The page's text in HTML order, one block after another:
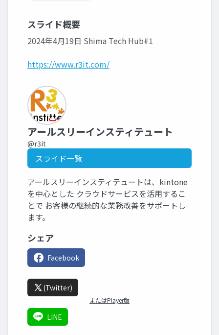
スライド概要
2024年4月19日 Shima Tech Hub#1
https://www.r3it.com/
アールスリーインスティテュート
@r3it
スライド一覧
アールスリーインスティテュートは、kintone
を中心とした クラウドサービスを活用するこ
とで お客様の継続的な業務改善をサポートし
ます。
シェア
Facebook
(Twitter)
またはPlayer版
LINE